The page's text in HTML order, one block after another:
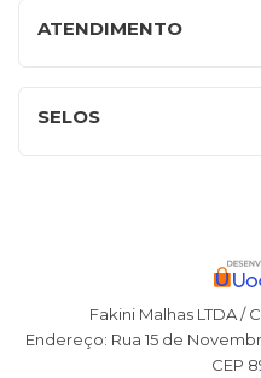
ATENDIMENTO
SELOS
Fakini Malhas LTDA /
Endereço: Rua 15 de
CEP